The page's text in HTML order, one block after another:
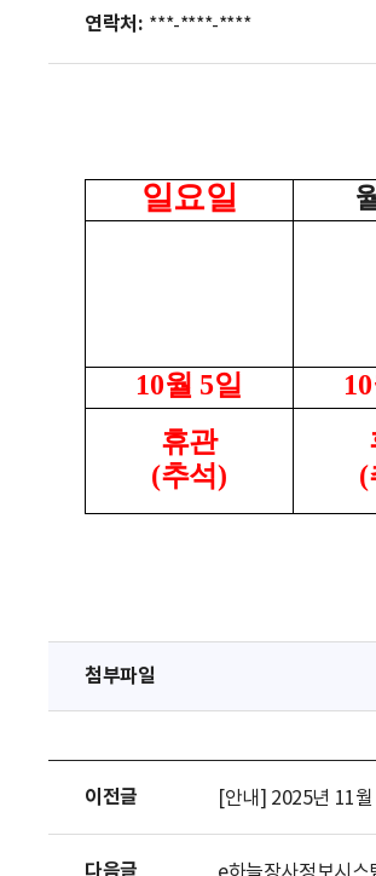
연락처: ***-****-****
일요일
10월 5일 10
휴관
(추석)
(
첨부파일
이전글 [안내] 2025년 11
다음글 e하늘장사정보시